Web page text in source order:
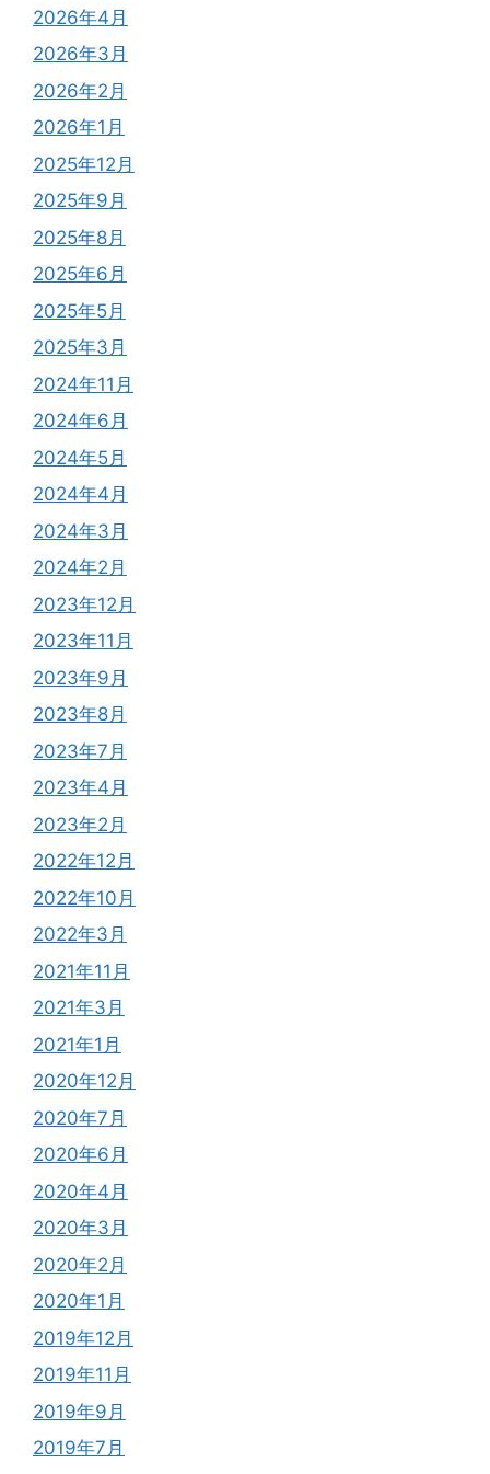
2026年4月
2026年3月
2026年2月
2026年1月
2025年12月
2025年9月
2025年8月
2025年6月
2025年5月
2025年3月
2024年11月
2024年6月
2024年5月
2024年4月
2024年3月
2024年2月
2023年12月
2023年11月
2023年9月
2023年8月
2023年7月
2023年4月
2023年2月
2022年12月
2022年10月
2022年3月
2021年11月
2021年3月
2021年1月
2020年12月
2020年7月
2020年6月
2020年4月
2020年3月
2020年2月
2020年1月
2019年12月
2019年11月
2019年9月
2019年7月